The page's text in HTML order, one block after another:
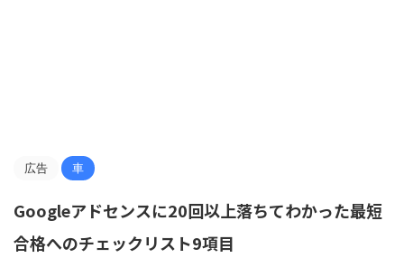
広告 車
Googleアドセンスに20回以上落ちてわかった最短
合格へのチェックリスト9項目